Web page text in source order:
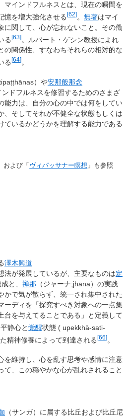
マインドフルネスとは、現在の瞬間を
憶を増大強化させる [62] 。 無著はマイ
に関して、心が忘れないこと。その働
る[63]。ルパート・ゲシン教授によれ
の関係性、すなわちそれらの相対的な
る [64] 。
）や安那般那念
ンドフルネスを修習するためのさまざ
能力は、自分の心の中では何をしてい
、そしてそれが不健全な状態もしくは
ているかどうかを理解する能力である
および「 ヴィパッサナー瞑想 」も参照
澤木興道
法が発展しているが、主要なものは定
と、 禅那 （ジャーナ;jhāna）の実践
かで気が散らず、統一され集中された
ーディを「探究すべき対象への一点集
台を与えてることである」と定義して
静心と覚醒状態 ( upekkhā-sati-
精神修養によって到達される[66]。
を維持し、心を乱す思考や感情に注意
て、この穏やかな心が乱れされること
（サンガ）に属する比丘および比丘尼